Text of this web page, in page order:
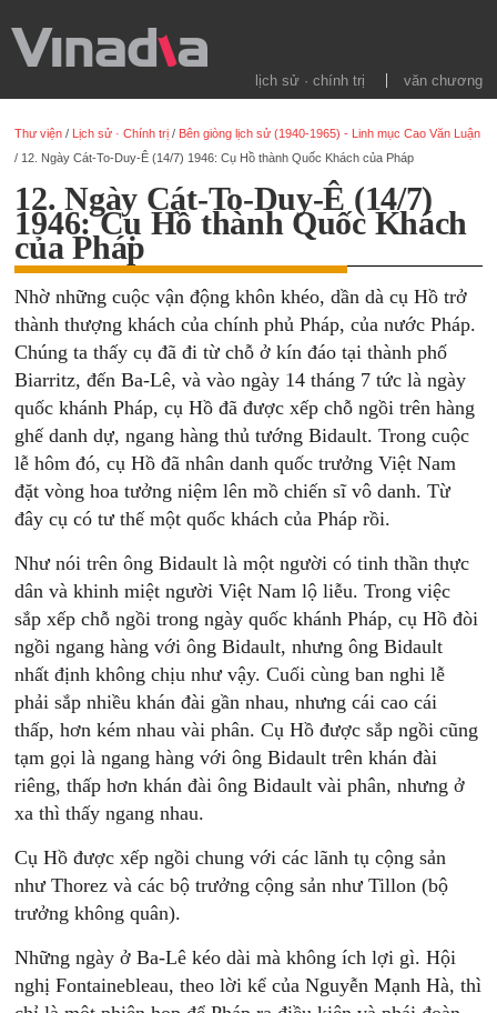
lịch sử · chính trị văn chương
Thư viện / Lịch sử · Chính trị / Bên giòng lịch sử (1940-1965) - Linh mục Cao Văn Luận
/ 12. Ngày Cát-To-Duy-Ê (14/7) 1946: Cụ Hồ thành Quốc Khách của Pháp
12. Ngày Cát-To-Duy-Ê (14/7)
1946: Cụ Hồ thành Quốc Khách
của Pháp
Nhờ những cuộc vận động khôn khéo, dần dà cụ Hồ trở
thành thượng khách của chính phủ Pháp, của nước Pháp.
Chúng ta thấy cụ đã đi từ chỗ ở kín đáo tại thành phố
Biarritz, đến Ba-Lê, và vào ngày 14 tháng 7 tức là ngày
quốc khánh Pháp, cụ Hồ đã được xếp chỗ ngồi trên hàng
ghế danh dự, ngang hàng thủ tướng Bidault. Trong cuộc
lễ hôm đó, cụ Hồ đã nhân danh quốc trưởng Việt Nam
đặt vòng hoa tưởng niệm lên mồ chiến sĩ vô danh. Từ
đây cụ có tư thế một quốc khách của Pháp rồi.
Như nói trên ông Bidault là một người có tinh thần thực
dân và khinh miệt người Việt Nam lộ liễu. Trong việc
sắp xếp chỗ ngồi trong ngày quốc khánh Pháp, cụ Hồ đòi
ngồi ngang hàng với ông Bidault, nhưng ông Bidault
nhất định không chịu như vậy. Cuối cùng ban nghi lễ
phải sắp nhiều khán đài gần nhau, nhưng cái cao cái
thấp, hơn kém nhau vài phân. Cụ Hồ được sắp ngồi cũng
tạm gọi là ngang hàng với ông Bidault trên khán đài
riêng, thấp hơn khán đài ông Bidault vài phân, nhưng ở
xa thì thấy ngang nhau.
Cụ Hồ được xếp ngồi chung với các lãnh tụ cộng sản
như Thorez và các bộ trưởng cộng sản như Tillon (bộ
trưởng không quân).
Những ngày ở Ba-Lê kéo dài mà không ích lợi gì. Hội
nghị Fontainebleau, theo lời kể của Nguyễn Mạnh Hà, thì